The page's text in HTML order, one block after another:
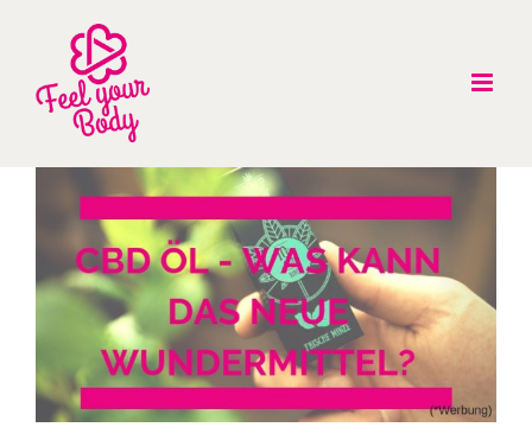
springen